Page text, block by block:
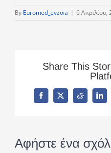
By Euromed_evzoia | 6 Απριλίου,
Share This
Facebook
X Reddit
Αφήστε ένα